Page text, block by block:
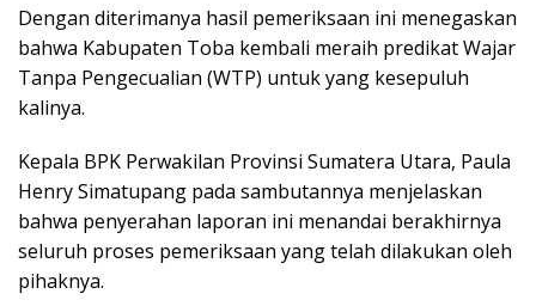
Dengan diterimanya hasil pemeriksaan ini menegaskan
bahwa Kabupaten Toba kembali meraih predikat Wajar
Tanpa Pengecualian (WTP) untuk yang kesepuluh
kalinya.
Kepala BPK Perwakilan Provinsi Sumatera Utara, Paula
Henry Simatupang pada sambutannya menjelaskan
bahwa penyerahan laporan ini menandai berakhirnya
seluruh proses pemeriksaan yang telah dilakukan oleh
pihaknya.